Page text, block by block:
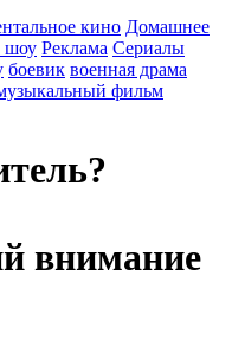
кино Домашнее
шоу Реклама Сериалы
боевик военная драма
фильм
внимание